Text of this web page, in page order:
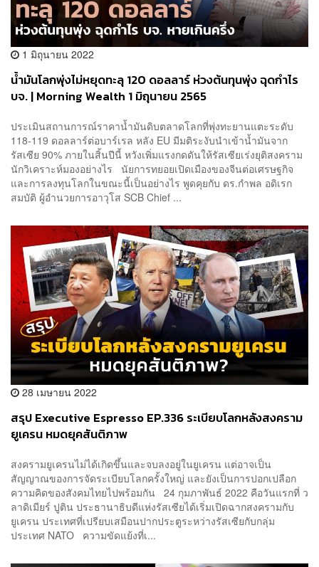
1 มิถุนายน 2022
น้ำมันโลกพุ่งไม่หยุดทะลุ 120 ดอลลาร์ ห่วงต้นทุนพุ่ง ฉุดกำไร
บจ. | Morning Wealth 1 มิถุนายน 2565
ประเมินสถานการณ์ราคาน้ำมันดิบตลาดโลกที่พุ่งทะยานแตะระดับ
118-119 ดอลลาร์ต่อบาร์เรล หลัง EU มีมติระงับนำเข้าน้ำมันจาก
รัสเซีย 90% ภายในสิ้นปีนี้ หวังเพิ่มแรงกดดันให้รัสเซียเร่งยุติสงคราม
นักวิเคราะห์มองอย่างไร นัยการทยอยเปิดเมืองของจีนต่อเศรษฐกิจ
และการลงทุนโลกในขณะนี้เป็นอย่างไร พูดคุยกับ ดร.กำพล อดิเรก
สมบัติ ผู้อำนวยการอาวุโส SCB Chief ...
28 เมษายน 2022
สรุป Executive Espresso EP.336 ระเบียบโลกหลังสงคราม
ยูเครน หมดยุคสันติภาพ
สงครามยูเครนไม่ได้เกิดขึ้นและจบลงอยู่ในยูเครน แต่อาจเป็น
สัญญาณของการจัดระเบียบโลกครั้งใหญ่ และยังเป็นการปอกเปลือก
ความคิดของสังคมไทยไปพร้อมกัน 24 กุมภาพันธ์ 2022 คือวันแรกที่ ว
ลาดิเมียร์ ปูติน ประธานาธิบดีแห่งรัสเซียได้เริ่มเปิดฉากสงครามกับ
ยูเครน ประเทศที่เปรียบเสมือนปากประตูระหว่างรัสเซียกับกลุ่ม
ประเทศ NATO ความขัดแย้งที่เ...